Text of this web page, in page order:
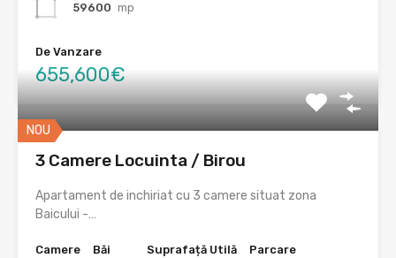
59600 mp
De Vanzare
655,600€
NOU
3 Camere Locuinta / Birou
Apartament de inchiriat cu 3 camere situat zona
Baicului -…
Camere
Băi
Suprafață Utilă
Parcare